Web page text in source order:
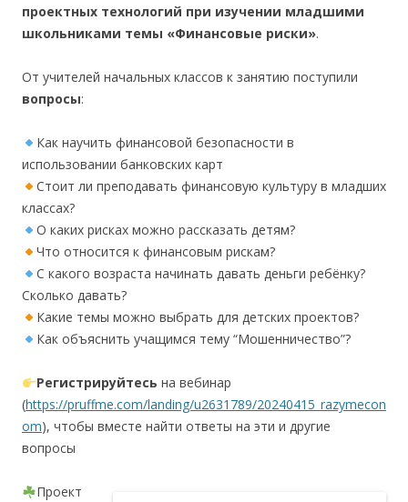
проектных технологий при изучении младшими
школьниками темы «Финансовые риски».
От учителей начальных классов к занятию поступили
вопросы:
Как научить финансовой безопасности в
использовании банковских карт
Стоит ли преподавать финансовую культуру в младших
классах?
О каких рисках можно рассказать детям?
Что относится к финансовым рискам?
С какого возраста начинать давать деньги ребёнку?
Сколько давать?
Какие темы можно выбрать для детских проектов?
Как объяснить учащимся тему “Мошенничество”?
Регистрируйтесь на вебинар
(https://pruffme.com/landing/u2631789/20240415_razymecon
om), чтобы вместе найти ответы на эти и другие
вопросы
Проект